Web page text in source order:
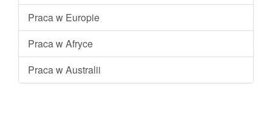
Praca w Europie
Praca w Afryce
Praca w Australii